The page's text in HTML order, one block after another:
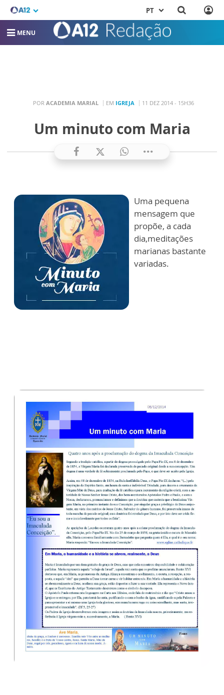
PT
MENU
POR ACADEMIA MARIAL EM IGREJA 11 DEZ 2014 - 15H36
Um minuto com Maria
Uma pequena
mensagem que
propõe, a cada
dia,meditações
marianas bastante
variadas.